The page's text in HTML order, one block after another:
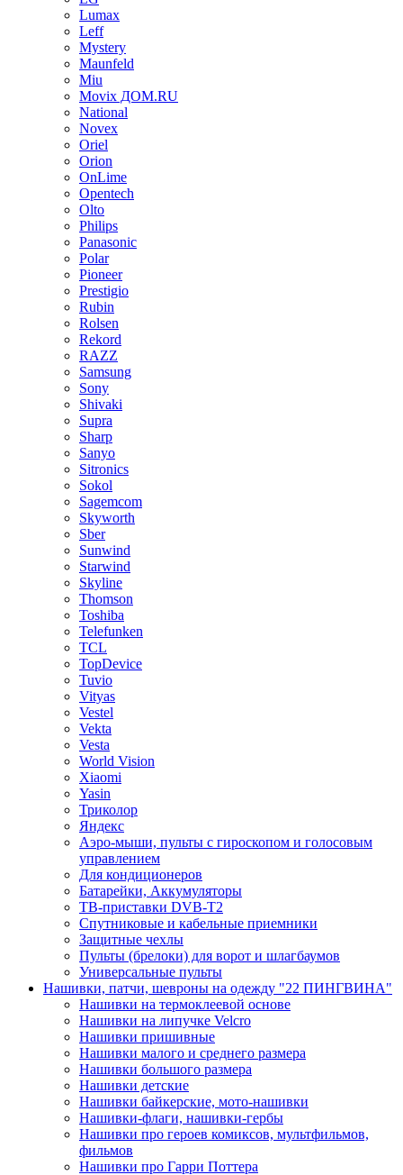
Lumax
Leff
Mystery
Maunfeld
Miu
Movix ДОМ.RU
National
Novex
Oriel
Orion
OnLime
Opentech
Olto
Philips
Panasonic
Polar
Pioneer
Prestigio
Rubin
Rolsen
Rekord
RAZZ
Samsung
Sony
Shivaki
Supra
Sharp
Sanyo
Sitronics
Sokol
Sagemcom
Skyworth
Sber
Sunwind
Starwind
Skyline
Thomson
Toshiba
Telefunken
TCL
TopDevice
Tuvio
Vityas
Vestel
Vekta
Vesta
World Vision
Xiaomi
Yasin
Триколор
Яндекс
Аэро-мыши, пульты с гироскопом и голосовым
управлением
Для кондиционеров
Батарейки, Аккумуляторы
ТВ-приставки DVB-T2
Спутниковые и кабельные приемники
Защитные чехлы
Пульты (брелоки) для ворот и шлагбаумов
Универсальные пульты
Нашивки, патчи, шевроны на одежду "22 ПИНГВИНА"
Нашивки на термоклеевой основе
Нашивки на липучке Velcro
Нашивки пришивные
Нашивки малого и среднего размера
Нашивки большого размера
Нашивки детские
Нашивки байкерские, мото-нашивки
Нашивки-флаги, нашивки-гербы
Нашивки про героев комиксов, мультфильмов,
фильмов
Нашивки про Гарри Поттера